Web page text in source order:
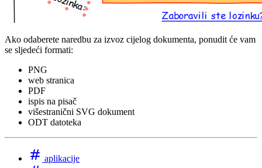
Ako odaberete naredbu za izvoz cijelog dokumenta, ponudit će vam
se sljedeći formati:
PNG
web stranica
PDF
ispis na pisač
višestranični SVG dokument
ODT datoteka
aplikacije